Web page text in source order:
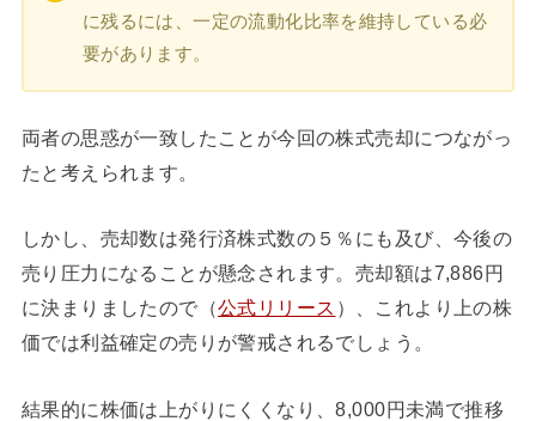
に残るには、一定の流動化比率を維持している必
要があります。
両者の思惑が一致したことが今回の株式売却につながっ
たと考えられます。
しかし、売却数は発行済株式数の５％にも及び、今後の
売り圧力になることが懸念されます。売却額は7,886円
に決まりましたので（公式リリース ）、これより上の株
価では利益確定の売りが警戒されるでしょう。
結果的に株価は上がりにくくなり、8,000円未満で推移